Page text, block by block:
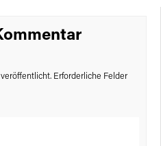
Erforderliche Felder